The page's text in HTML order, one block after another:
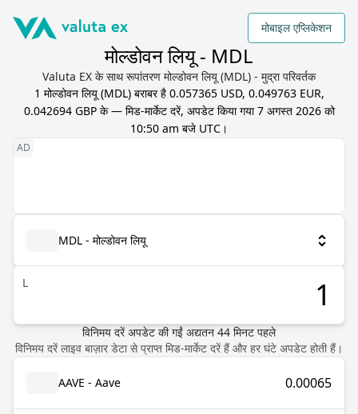
मोबाइल एप्लिकेशन
मोल्डोवन लियू - MDL
Valuta EX के साथ रूपांतरण मोल्डोवन लियू (MDL) - मुद्रा परिवर्तक
1 मोल्डोवन लियू(MDL) बराबर है 0.057365 USD, 0.049763 EUR,
0.042694 GBPके — मिड-मार्केट दरें, अपडेट किया गया7 अगस्त 2026 को
10:50 am बजे UTC ।
MDL - मोल्डोवन लियू
L
विनिमय दरें अपडेट की गईं अद्यतन 44 मिनट पहले
विनिमय दरें लाइव बाज़ार डेटा से प्राप्त मिड-मार्केट दरें हैं और हर घंटे अपडेट होती हैं।
AAVE - Aave 0.00065